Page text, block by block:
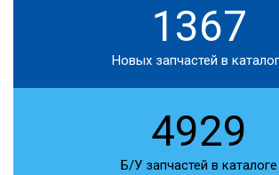
1367
Новых запчастей в
4929
Б/У запчастей в каталоге